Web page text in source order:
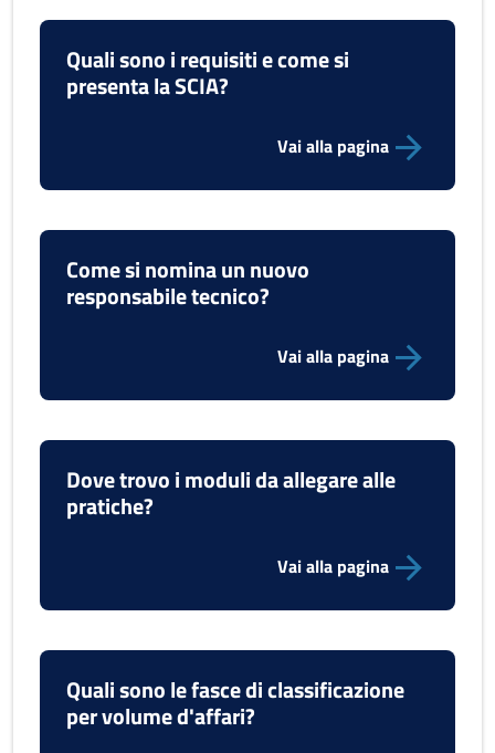
Quali sono i requisiti e come si
presenta la SCIA?
Vai alla pagina
Come si nomina un nuovo
responsabile tecnico?
Vai alla pagina
Dove trovo i moduli da allegare alle
pratiche?
Vai alla pagina
Quali sono le fasce di classificazione
per volume d'affari?